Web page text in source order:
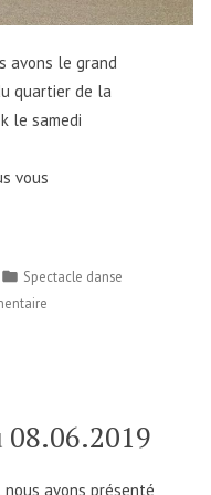
avons le grand
quartier de la
le samedi
vous
Publié
dans
Spectacle danse
sur
avec danses grecques
(notre
08.06.2019
nous avons présenté